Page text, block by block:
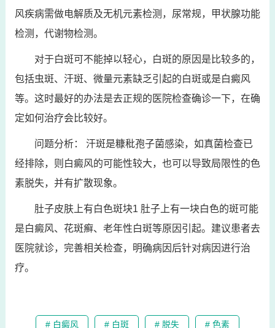
风疾病需做电解质及无机元素检测，尿常规，甲状腺功能
检测，代谢物检测。
对于白斑可不能掉以轻心，白斑的原因是比较多的，
包括虫斑、汗斑、微量元素缺乏引起的白斑或是白癜风
等。这时最好的办法是去正规的医院检查确诊一下，在确
定如何治疗会比较好。
问题分析： 汗斑是糠秕孢子菌感染，如真菌检查已
经排除，则白癜风的可能性较大，也可以导致局限性的色
素脱失，并有扩散现象。
肚子皮肤上有白色斑块1 肚子上有一块白色的斑可能
是白癜风、花斑癣、老年性白斑等原因引起。建议患者去
医院就诊，完善相关检查，明确病因后针对病因进行治
疗。
# 白癜风 # 白斑 # 脱失 # 色素